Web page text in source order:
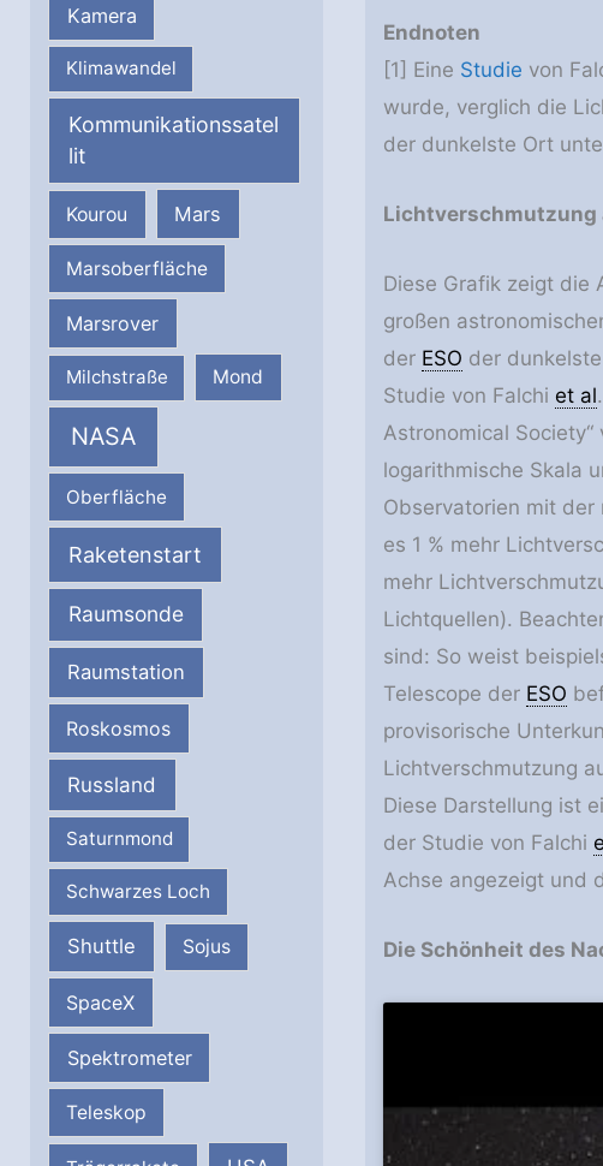
Kamera
Klimawandel
Kommunikationssatel
lit
Kourou Mars
Marsoberfläche
Marsrover
Milchstraße Mond
NASA
Oberfläche
Raketenstart
Raumsonde
Raumstation
Roskosmos
Russland
Saturnmond
Schwarzes Loch
Shuttle Sojus
SpaceX
Spektrometer
Teleskop
Endnoten
[1] Eine Studie von
wurde, verglich die
der dunkelste Ort
Lichtverschmutzung
Diese Grafik zeigt die
großen
der ESO der
Studie von Falchi et al
Astronomical
logarithmische Skala
Observatorien mit
es 1 % mehr
mehr
Lichtquellen).
sind: So weist
Telescope der ESO
provisorische
Lichtverschmutzung
Diese Darstellung ist
der Studie von Falchi
Achse angezeigt und
Die Schönheit des